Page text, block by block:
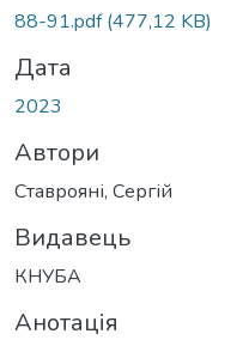
88-91.pdf(477,12 KB)
Дата
2023
Автори
Ставрояні, Сергій
Видавець
КНУБА
Анотація